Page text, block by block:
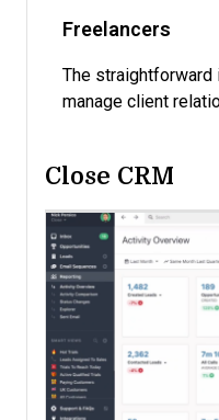
Freelancers
The
manage client
Close CRM